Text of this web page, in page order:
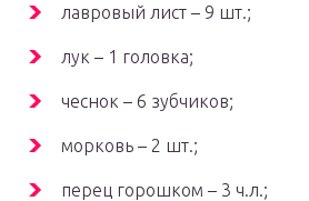
лавровый лист – 9 шт.;
лук – 1 головка;
чеснок – 6 зубчиков;
морковь – 2 шт.;
перец горошком – 3 ч.л.;